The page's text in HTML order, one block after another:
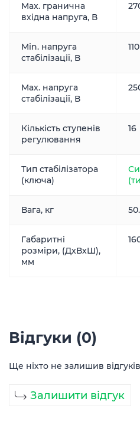
Max. гранична
вхідна напруга, В
Min. напруга
стабілізації, В
110
Max. напруга
стабілізації, В
Кількість ступенів
регулювання
16
Тип стабілізатора
(ключа)
Вага, кг
Габаритні
розміри, (ДxВxШ),
мм
Відгуки (0)
Ще ніхто не залишив
Залишити відгук